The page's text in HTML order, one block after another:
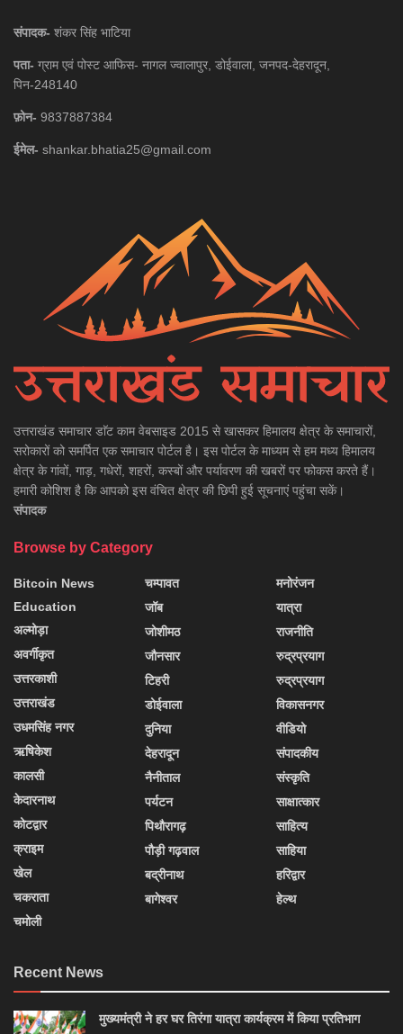
संपादक- शंकर सिंह भाटिया
पता- ग्राम एवं पोस्ट आफिस- नागल ज्वालापुर, डोईवाला, जनपद-देहरादून,
पिन-248140
फ़ोन- 9837887384
ईमेल- shankar.bhatia25@gmail.com
उत्तराखंड समाचार डाॅट काम वेबसाइड 2015 से खासकर हिमालय क्षेत्र के समाचारों,
सरोकारों को समर्पित एक समाचार पोर्टल है। इस पोर्टल के माध्यम से हम मध्य हिमालय
क्षेत्र के गांवों, गाड़, गधेरों, शहरों, कस्बों और पर्यावरण की खबरों पर फोकस करते हैं।
हमारी कोशिश है कि आपको इस वंचित क्षेत्र की छिपी हुई सूचनाएं पहुंचा सकें।
संपादक
Browse by Category
Bitcoin News
Education
अल्मोड़ा
अवर्गीकृत
उत्तरकाशी
उत्तराखंड
उधमसिंह नगर
ऋषिकेश
कालसी
केदारनाथ
कोटद्वार
क्राइम
खेल
चकराता
चमोली
चम्पावत
जॉब
जोशीमठ
जौनसार
टिहरी
डोईवाला
दुनिया
देहरादून
नैनीताल
पर्यटन
पिथौरागढ़
पौड़ी गढ़वाल
बद्रीनाथ
बागेश्वर
मनोरंजन
यात्रा
राजनीति
रुद्रप्रयाग
रुद्रप्रयाग
विकासनगर
वीडियो
संपादकीय
संस्कृति
साक्षात्कार
साहित्य
साहिया
हरिद्वार
हेल्थ
Recent News
मुख्यमंत्री ने हर घर तिरंगा यात्रा कार्यक्रम में किया प्रतिभाग